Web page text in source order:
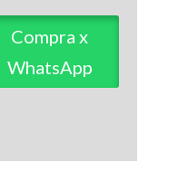
Compra x
WhatsApp